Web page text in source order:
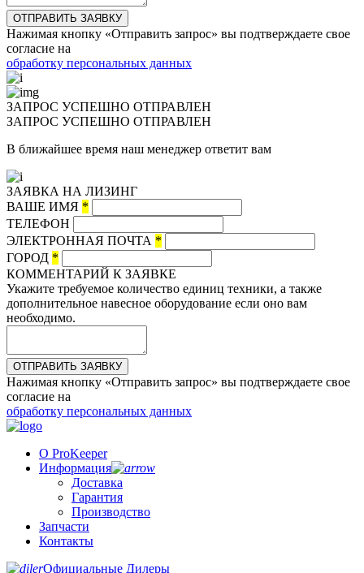
ОТПРАВИТЬ ЗАЯВКУ
Нажимая кнопку «Отправить запрос» вы подтверждаете свое
согласие на
обработку персональных данных
ЗАПРОС УСПЕШНО ОТПРАВЛЕН
ЗАПРОС УСПЕШНО ОТПРАВЛЕН
В ближайшее время наш менеджер ответит вам
ЗАЯВКА НА ЛИЗИНГ
ВАШЕ ИМЯ *
ТЕЛЕФОН
ЭЛЕКТРОННАЯ ПОЧТА *
ГОРОД *
КОММЕНТАРИЙ К ЗАЯВКЕ
Укажите требуемое количество единиц техники, а также
дополнительное навесное оборудование если оно вам
необходимо.
ОТПРАВИТЬ ЗАЯВКУ
Нажимая кнопку «Отправить запрос» вы подтверждаете свое
согласие на
обработку персональных данных
О ProKeeper
Информация
Доставка
Гарантия
Производство
Запчасти
Контакты
Официальные Дилеры